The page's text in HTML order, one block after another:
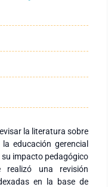
la literatura sobre
educación gerencial
impacto pedagógico
realizó una revisión
en la base de